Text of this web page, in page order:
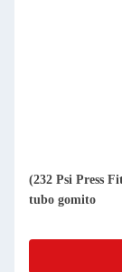
(232 Psi Press
tubo gomito